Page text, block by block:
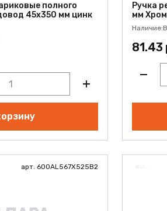
полного
45х350 мм цинк
Ручка
мм Хром
Наличие:
81.43
арт. 600AL567X525B2